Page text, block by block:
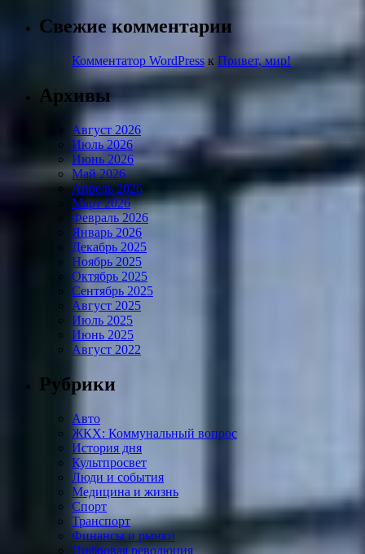
Свежие комментарии
Комментатор WordPress к Привет, мир!
Архивы
Август 2026
Июль 2026
Июнь 2026
Май 2026
Апрель 2026
Март 2026
Февраль 2026
Январь 2026
Декабрь 2025
Ноябрь 2025
Октябрь 2025
Сентябрь 2025
Август 2025
Июль 2025
Июнь 2025
Август 2022
Рубрики
Авто
ЖКХ: Коммунальный вопрос
История дня
Культпросвет
Люди и события
Медицина и жизнь
Спорт
Транспорт
Финансы и рынки
Цифровая революция